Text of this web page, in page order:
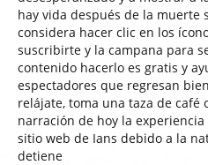
hay vida después de la muerte
considera hacer clic en los
suscribirte y la campana para
contenido hacerlo es gratis y
espectadores que regresan
relájate, toma una taza de café
narración de hoy la
sitio web de Ians debido a la
detiene